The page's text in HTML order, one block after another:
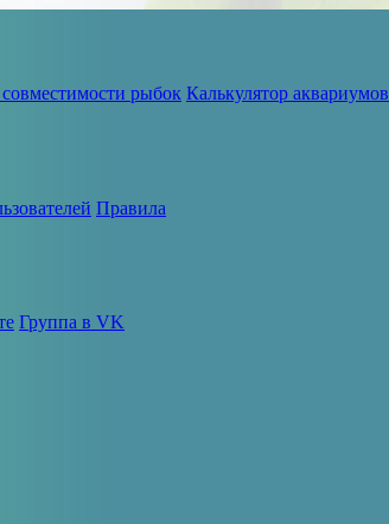
совместимости рыбок Калькулятор аквариумов
Правила
Группа в VK